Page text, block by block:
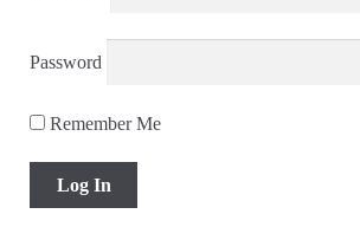
Password
Remember Me